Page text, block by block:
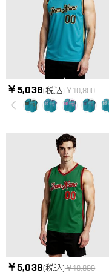
￥5,038(税込)￥10,800
￥5,038(税込)￥10,800